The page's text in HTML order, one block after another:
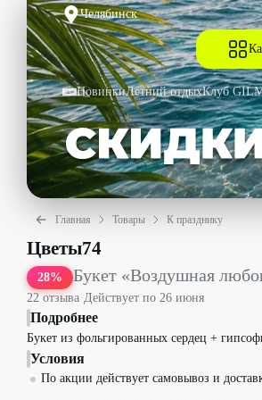
Челябинск
НовинкиЛетний отдыхКлуб
Главная Товары К празднику
Букет «Воздушная любовь» со
Цветы74
28% Букет «Воздушная
22отзыва·Действует по 26 июня
Подробнее
Букет из фольгированных сердец +
Условия
По акции действует самовывоз и